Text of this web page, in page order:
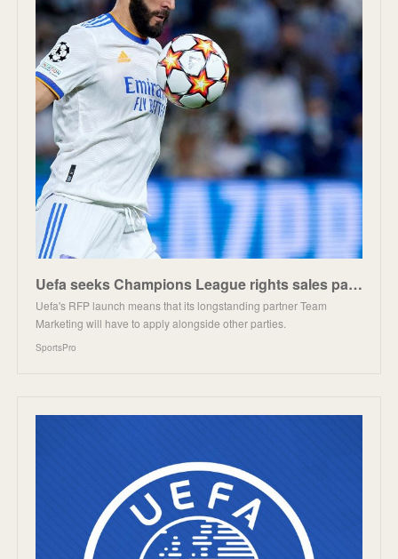
Uefa seeks Champions League rights sales partner from 2024 - SportsPro
Uefa's RFP launch means that its longstanding partner Team
Marketing will have to apply alongside other parties.
SportsPro